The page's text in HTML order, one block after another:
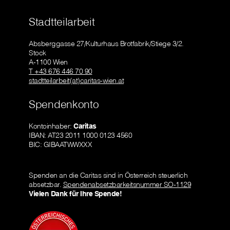
Stadtteilarbeit
Absberggasse 27/Kulturhaus Brotfabrik/Stiege 3/2.
Stock
A-1100 Wien
T +43 676 446 70 90
stadtteilarbeit(at)caritas-wien.at
Spendenkonto
Kontoinhaber: Caritas
IBAN: AT23 2011 1000 0123 4560
BIC: GIBAATWWXXX
Spenden an die Caritas sind in Österreich steuerlich
absetzbar. Spendenabsetzbarkeitsnummer SO-1129
Vielen Dank für Ihre Spende!